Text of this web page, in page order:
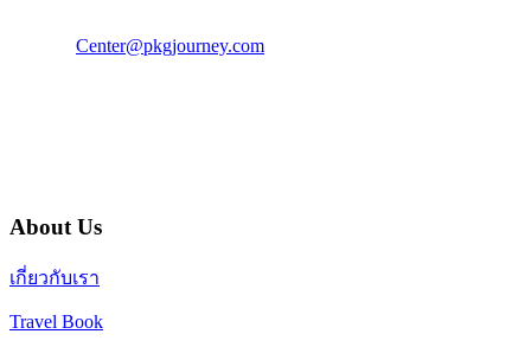
Center@pkgjourney.com
About Us
เกี่ยวกับเรา
Travel Book